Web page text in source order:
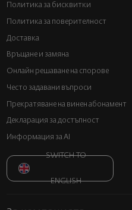
Политика за бисквитки
Политика за поверителност
Доставка
Връщане и замяна
Онлайн решаване на спорове
Често задавани въпроси
Прекратяване на винен абонамент
Декларация за достъпност
Информация за AI
SWITCH TO
ENGLISH